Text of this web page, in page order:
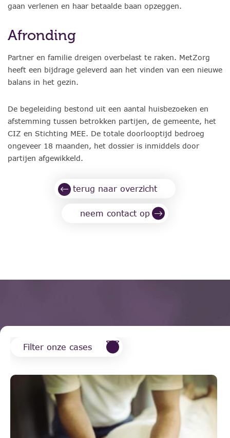
gaan verlenen en haar betaalde baan opzeggen.
Afronding
Partner en familie dreigen overbelast te raken. MetZorg
heeft een bijdrage geleverd aan het vinden van een nieuwe
balans in het gezin.
De begeleiding bestond uit een aantal huisbezoeken en
afstemming tussen betrokken partijen, de gemeente, het
CIZ en Stichting MEE. De totale doorlooptijd bedroeg
ongeveer 18 maanden, het dossier is inmiddels door
partijen afgewikkeld.
terug naar overzicht
neem contact op
Filter onze cases